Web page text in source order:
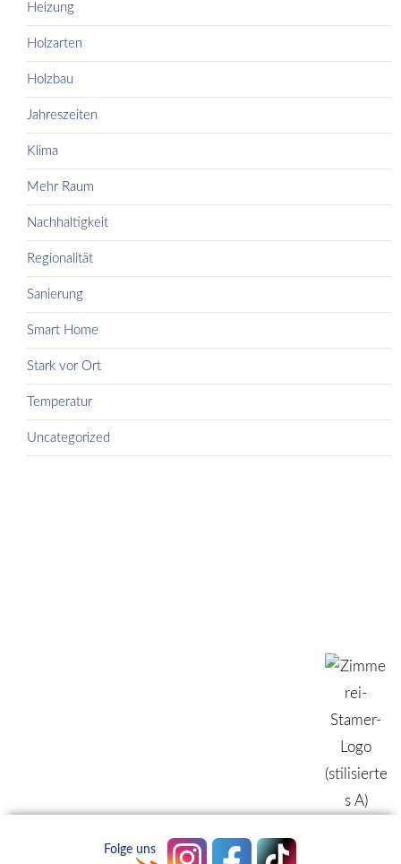
Heizung
Holzarten
Holzbau
Jahreszeiten
Klima
Mehr Raum
Nachhaltigkeit
Regionalität
Sanierung
Smart Home
Stark vor Ort
Temperatur
Uncategorized
Folge uns